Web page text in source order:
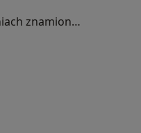
znamion
oraz
biopsjami
wykonania bełnej